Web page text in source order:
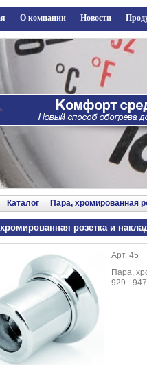
Каталог Пара, хромированная
розетка и
Арт. 45
Пара,
929 -
О компании Новости